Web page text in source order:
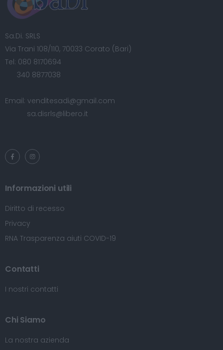
Sa.Di. SRLS
Via Trani 108/110, 70033 Corato (Bari)
Tel: 080 8170694
340 8877038
Email: venditesadi@gmail.com
sa.disrls@libero.it
Informazioni utili
Diritto di recesso
Privacy
RNA Trasparenza aiuti COVID-19
Contatti
I nostri contatti
Chi Siamo
La nostra azienda